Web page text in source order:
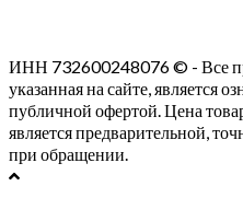
ИНН 732600248076 © - Все
указанная на сайте, является
публичной офертой. Цена
является предварительной,
при обращении.